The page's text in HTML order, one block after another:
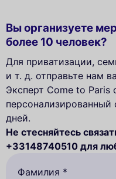
Вы организуете
более 10 человек?
Для приватизации,
и т. д. отправьте нам
Эксперт Come to Paris
персонализированный
дней.
Не стесняйтесь
+33148740510 для
Фамилия *